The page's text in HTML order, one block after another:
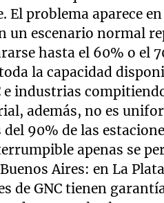
El problema aparece
un escenario normal
hasta el 60% o el
la capacidad
e industrias
además, no es
del 90% de las
apenas se
Aires: en La
de GNC tienen